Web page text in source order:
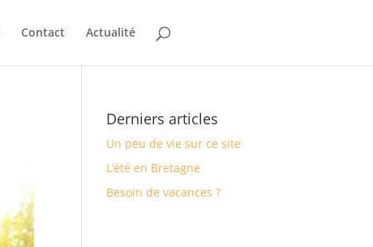
Contact Actualité
Derniers articles
Un peu de vie sur ce site
L’été en Bretagne
Besoin de vacances ?